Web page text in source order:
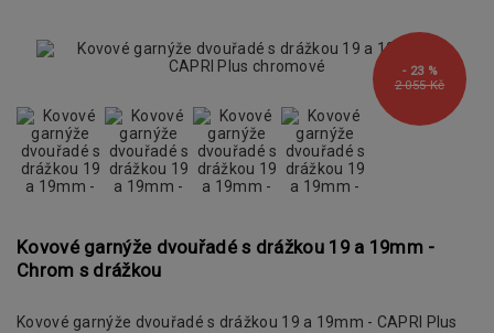
2 055 Kč
- 23 %
Kovové garnýže dvouřadé s drážkou 19 a 19mm -
Chrom s drážkou
Kovové garnýže dvouřadé s drážkou 19 a 19mm - CAPRI Plus